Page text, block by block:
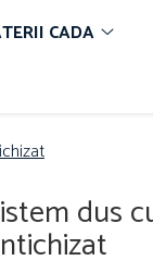
CADA
dus